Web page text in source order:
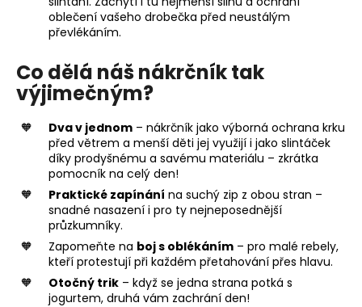
oblečení vašeho drobečka před neustálým
převlékáním.
Co dělá náš nákrčník tak
výjimečným?
Dva v jednom – nákrčník jako výborná ochrana krku
před větrem a menší děti jej využijí i jako slintáček
díky prodyšnému a savému materiálu – zkrátka
pomocník na celý den!
Praktické zapínání na suchý zip z obou stran –
snadné nasazení i pro ty nejneposednější
průzkumníky.
Zapomeňte na boj s oblékáním – pro malé rebely,
kteří protestují při každém přetahování přes hlavu.
Otočný trik – když se jedna strana potká s
jogurtem, druhá vám zachrání den!